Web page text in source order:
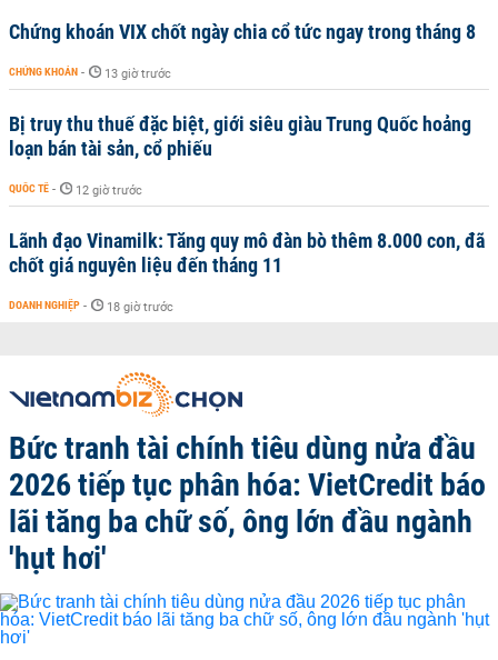
Chứng khoán VIX chốt ngày chia cổ tức ngay trong tháng 8
CHỨNG KHOÁN - 13 giờ trước
Bị truy thu thuế đặc biệt, giới siêu giàu Trung Quốc hoảng
loạn bán tài sản, cổ phiếu
QUỐC TẾ - 12 giờ trước
Lãnh đạo Vinamilk: Tăng quy mô đàn bò thêm 8.000 con, đã
chốt giá nguyên liệu đến tháng 11
DOANH NGHIỆP - 18 giờ trước
Bức tranh tài chính tiêu dùng nửa đầu
2026 tiếp tục phân hóa: VietCredit báo
lãi tăng ba chữ số, ông lớn đầu ngành
'hụt hơi'